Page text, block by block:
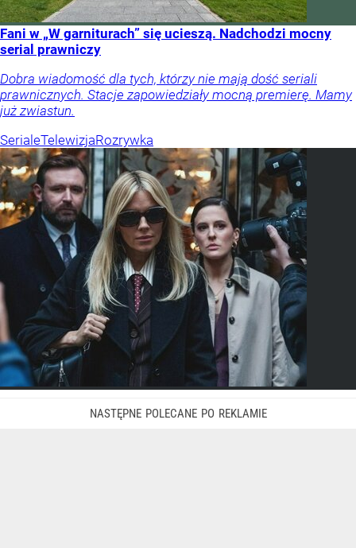
Fani w „W garniturach” się ucieszą. Nadchodzi mocny
serial prawniczy
Dobra wiadomość dla tych, którzy nie mają dość seriali
prawnicznych. Stacje zapowiedziały mocną premierę. Mamy
już zwiastun.
SerialeTelewizjaRozrywka